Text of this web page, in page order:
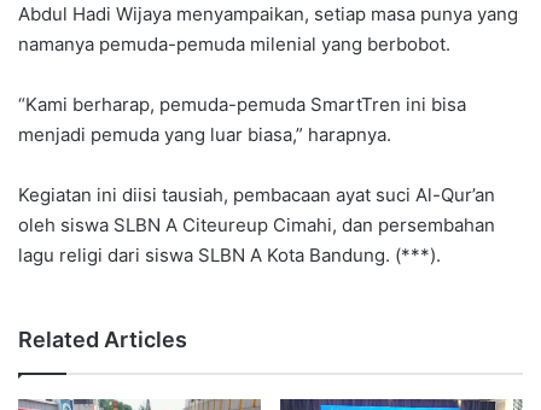
Abdul Hadi Wijaya menyampaikan, setiap masa punya yang
namanya pemuda-pemuda milenial yang berbobot.
“Kami berharap, pemuda-pemuda SmartTren ini bisa
menjadi pemuda yang luar biasa,” harapnya.
Kegiatan ini diisi tausiah, pembacaan ayat suci Al-Qur’an
oleh siswa SLBN A Citeureup Cimahi, dan persembahan
lagu religi dari siswa SLBN A Kota Bandung. (***).
Related Articles